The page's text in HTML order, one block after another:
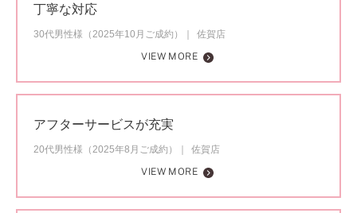
丁寧な対応
30代男性様（2025年10月ご成約）
佐賀店
VIEW MORE
アフターサービスが充実
20代男性様（2025年8月ご成約）
佐賀店
VIEW MORE